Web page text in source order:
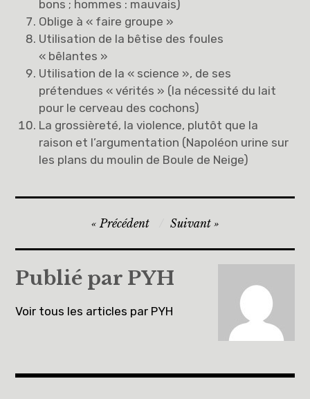
bons ; hommes : mauvais)
Oblige à « faire groupe »
Utilisation de la bêtise des foules
« bêlantes »
Utilisation de la « science », de ses
prétendues « vérités » (la nécessité du lait
pour le cerveau des cochons)
La grossièreté, la violence, plutôt que la
raison et l’argumentation (Napoléon urine sur
les plans du moulin de Boule de Neige)
Navigation
de
l’article
Précédent Suivant
Publié par PYH
Voir tous les articles par PYH